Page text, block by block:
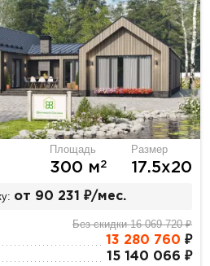
Площадь
300 м2
Размер
17.5х20
от 90 231 ₽/мес.
Без скидки 16 069 720 ₽
13 280 760 ₽
15 140 066 ₽